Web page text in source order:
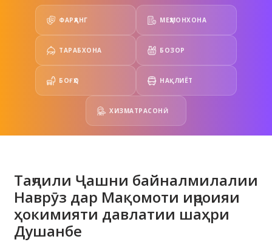
ФАРҲАНГ МЕҲМОНХОНА
ТАРАБХОНА БОЗОР
БОҒҲО НАҚЛИЁТ
ХИЗМАТРАСОНӢ
Таҷлили Ҷашни байналмилалии
Наврӯз дар Мақомоти иҷроияи
ҳокимияти давлатии шаҳри
Душанбе